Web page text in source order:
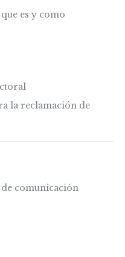
es y como
la reclamación de
comunicación